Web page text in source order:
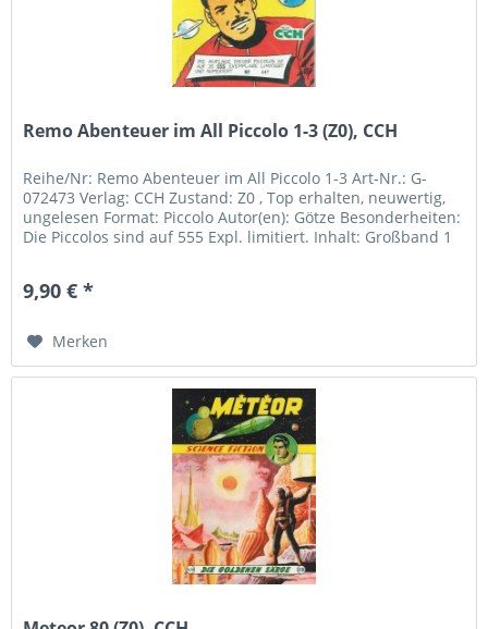
Remo Abenteuer im All Piccolo 1-3 (Z0), CCH
Reihe/Nr: Remo Abenteuer im All Piccolo 1-3 Art-Nr.: G-
072473 Verlag: CCH Zustand: Z0 , Top erhalten, neuwertig,
ungelesen Format: Piccolo Autor(en): Götze Besonderheiten:
Die Piccolos sind auf 555 Expl. limitiert. Inhalt: Großband 1
9,90 € *
Merken